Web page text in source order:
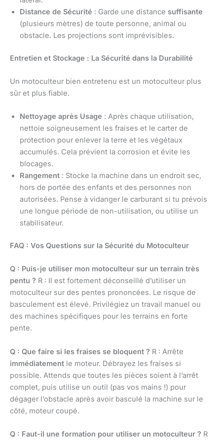
Distance de Sécurité : Garde une distance suffisante
(plusieurs mètres) de toute personne, animal ou
obstacle. Les projections sont imprévisibles.
Entretien et Stockage : La Sécurité dans la Durabilité
Un motoculteur bien entretenu est un motoculteur plus
sûr et plus fiable.
Nettoyage après Usage : Après chaque utilisation,
nettoie soigneusement les fraises et le carter de
protection pour enlever la terre et les végétaux
accumulés. Cela prévient la corrosion et évite les
blocages.
Rangement : Stocke la machine dans un endroit sec,
hors de portée des enfants et des personnes non
autorisées. Pense à vidanger le carburant si tu prévois
une longue période de non-utilisation, ou utilise un
stabilisateur.
FAQ : Vos Questions sur la Sécurité du Motoculteur
Q : Puis-je utiliser mon motoculteur sur un terrain très
pentu ? R : Il est fortement déconseillé d’utiliser un
motoculteur sur des pentes prononcées. Le risque de
basculement est élevé. Privilégiez un travail manuel ou
des machines spécifiques pour les terrains en forte
pente.
Q : Que faire si les fraises se bloquent ? R : Arrête
immédiatement le moteur. Débrayez les fraises si
possible. Attends que toutes les pièces soient à l’arrêt
complet, puis utilise un outil (pas vos mains !) pour
dégager l’obstacle après avoir basculé la machine sur le
côté, moteur coupé.
Q : Faut-il une formation pour utiliser un motoculteur ? R